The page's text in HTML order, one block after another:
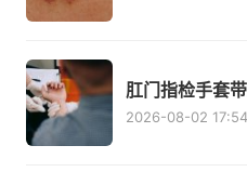
肛门指检手套
2026-08-02